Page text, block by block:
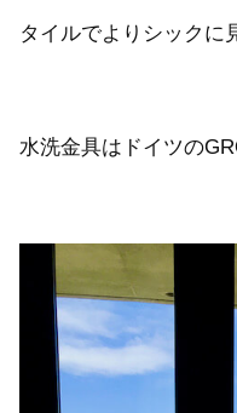
タイルでよりシックに
水洗金具はドイツの